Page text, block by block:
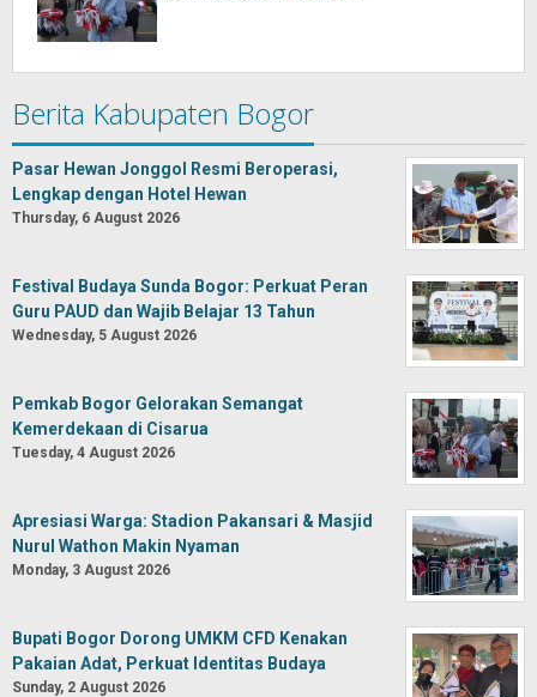
Berita Kabupaten Bogor
Pasar Hewan Jonggol Resmi Beroperasi,
Lengkap dengan Hotel Hewan
Thursday, 6 August 2026
Festival Budaya Sunda Bogor: Perkuat Peran
Guru PAUD dan Wajib Belajar 13 Tahun
Wednesday, 5 August 2026
Pemkab Bogor Gelorakan Semangat
Kemerdekaan di Cisarua
Tuesday, 4 August 2026
Apresiasi Warga: Stadion Pakansari & Masjid
Nurul Wathon Makin Nyaman
Monday, 3 August 2026
Bupati Bogor Dorong UMKM CFD Kenakan
Pakaian Adat, Perkuat Identitas Budaya
Sunday, 2 August 2026